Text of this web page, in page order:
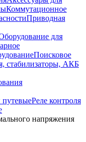
Коммутационное
Приводная
для
Поисковое
стабилизаторы, АКБ
Реле контроля
напряжения